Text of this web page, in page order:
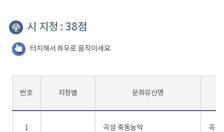
시 지정 : 38점
터치해서 좌우로 움직이세요
번호 지정별 문화유산명
1 곡성 죽동농악 곡성